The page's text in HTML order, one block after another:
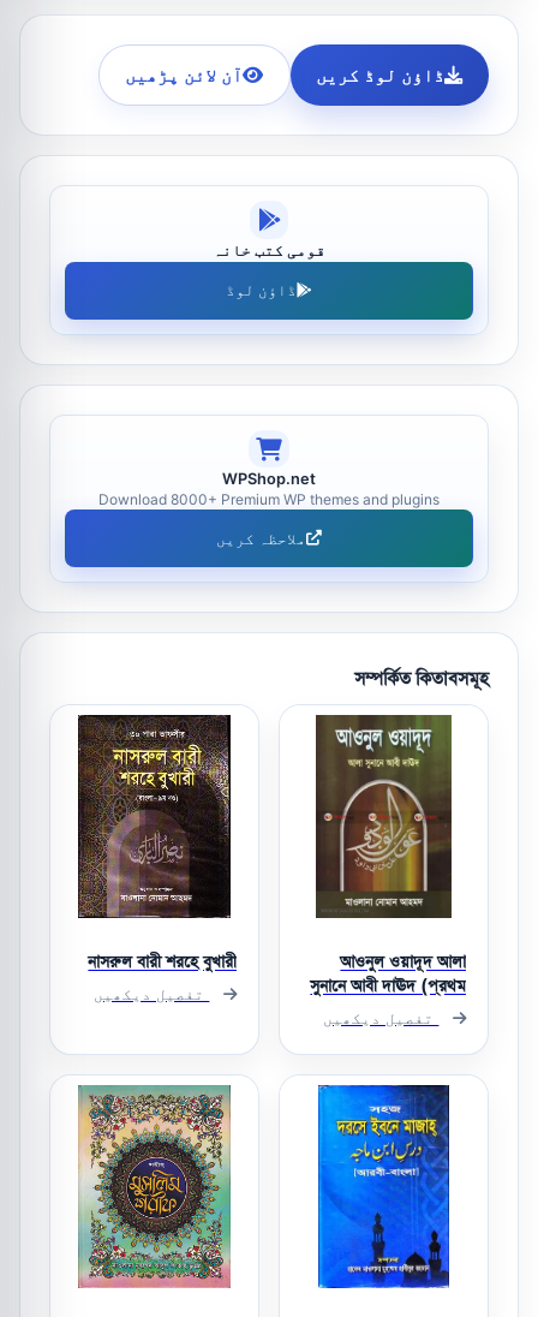
ڈاؤن لوڈ کریں آن لائن پڑھیں
قومی کتب خانہ
ڈاؤن لوڈ
WPShop.net
Download 8000+ Premium WP themes and plugins
ملاحظہ کریں
সম্পর্কিত কিতাবসমূহ
আওনুল ওয়াদূদ আলা
সুনানে আবী দাঊদ (প্রথম
খণ্ড)
تفصیل دیکھیں
নাসরুল বারী শরহে বুখারী
تفصیل دیکھیں